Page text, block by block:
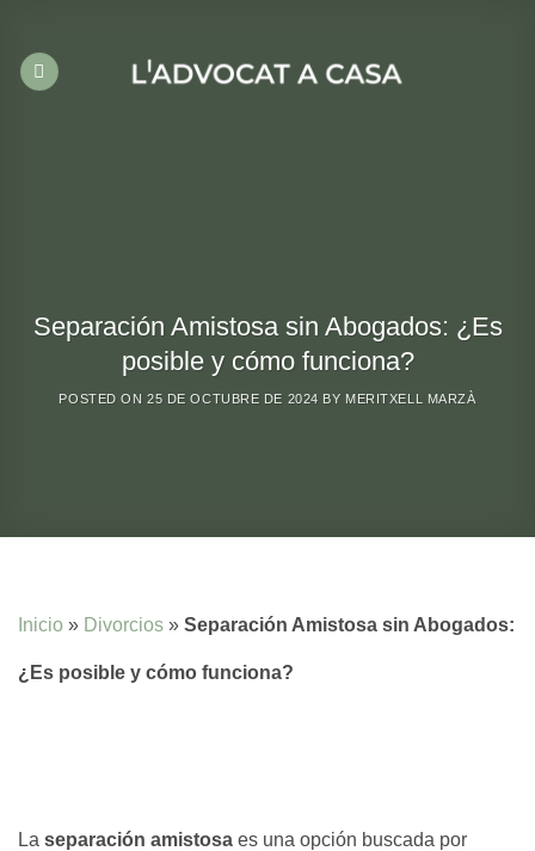
contenido
Separación Amistosa sin Abogados: ¿Es
posible y cómo funciona?
POSTED ON25 DE OCTUBRE DE 2024 BY MERITXELL MARZÀ
Inicio » Divorcios » Separación Amistosa sin Abogados:
¿Es posible y cómo funciona?
La separación amistosa es una opción buscada por